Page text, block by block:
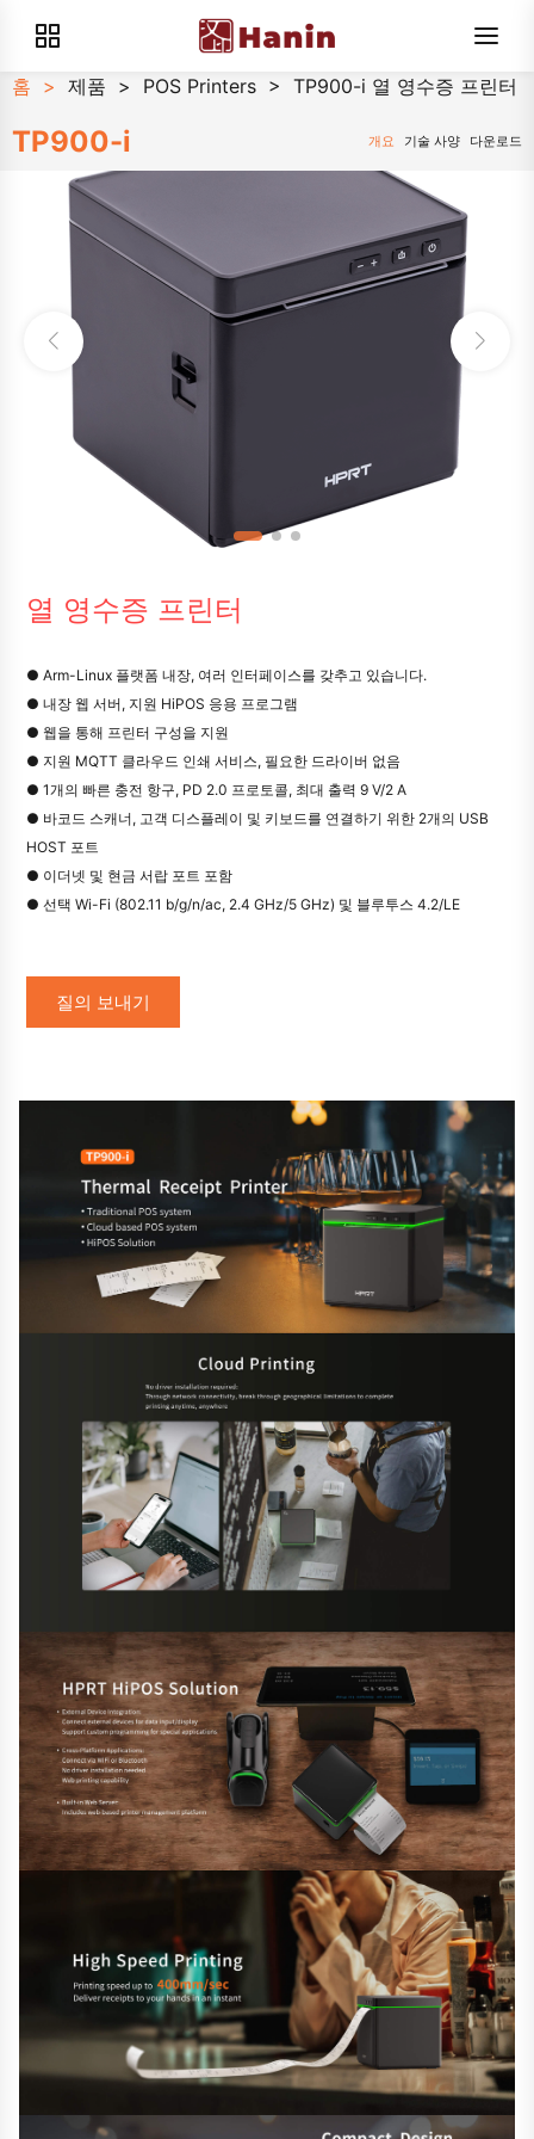
홈 > 제품 > POS Printers > TP900-i 열 영수증 프린터
TP900-i 개요 기술 사양 다운로드
열 영수증 프린터
● Arm-Linux 플랫폼 내장, 여러 인터페이스를 갖추고 있습니다.
● 내장 웹 서버, 지원 HiPOS 응용 프로그램
● 웹을 통해 프린터 구성을 지원
● 지원 MQTT 클라우드 인쇄 서비스, 필요한 드라이버 없음
● 1개의 빠른 충전 항구, PD 2.0 프로토콜, 최대 출력 9 V/2 A
● 바코드 스캐너, 고객 디스플레이 및 키보드를 연결하기 위한 2개의 USB
HOST 포트
● 이더넷 및 현금 서랍 포트 포함
● 선택 Wi-Fi (802.11 b/g/n/ac, 2.4 GHz/5 GHz) 및 블루투스 4.2/LE
질의 보내기